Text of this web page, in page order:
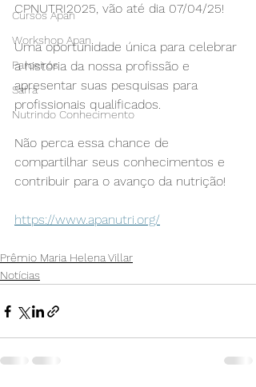
Cursos Apan
Workshop Apan
Parceiros
Safra
Nutrindo Conhecimento
CPNUTRI2025, vão até dia 07/04/25!
Uma oportunidade única para celebrar
a história da nossa profissão e
apresentar suas pesquisas para
profissionais qualificados.
Não perca essa chance de
compartilhar seus conhecimentos e
contribuir para o avanço da nutrição!
https://www.apanutri.org/
Prêmio Maria Helena Villar
Notícias